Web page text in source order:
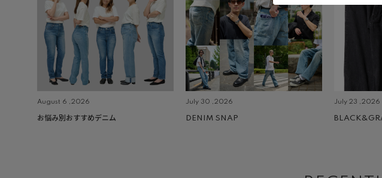
August 6 ,2026
お悩み別おすすめデニム
July 30 ,2026
DENIM SNAP
July 23 ,2026